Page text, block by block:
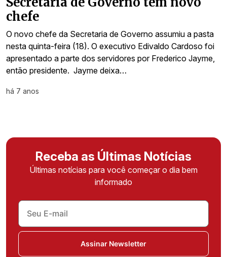
chefe
O novo chefe da Secretaria de Governo assumiu a pasta
nesta quinta-feira (18). O executivo Edivaldo Cardoso foi
apresentado a parte dos servidores por Frederico Jayme,
então presidente. Jayme deixa…
há 7 anos
Receba as Últimas Notícias
Últimas notícias para você começar o dia bem
informado
Assinar Newsletter